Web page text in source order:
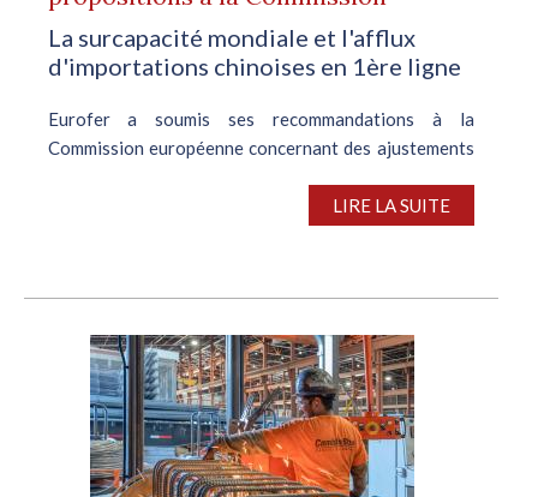
La surcapacité mondiale et l'afflux
d'importations chinoises en 1ère ligne
Eurofer a soumis ses recommandations à la
Commission européenne concernant des ajustements
modifications visent à résoudre les problèmes
LIRE LA SUITE